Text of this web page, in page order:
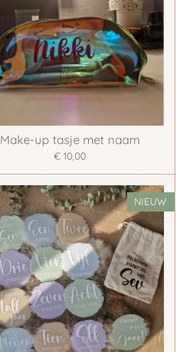
Make-up tasje met naam
€ 10,00
NIEUW